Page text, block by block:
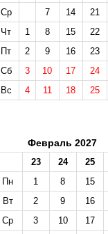
Ср
7 14
21
Чт
1 8 15
22
Пт
2 9 16
23
Сб
3 10 17
24
Вс
4 11 18 25
Февраль 2027
23 24
25
Пн
1 8
15
Вт
2 9
16
Ср
3 10
17